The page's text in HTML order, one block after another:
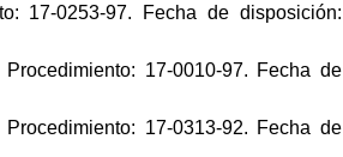
17-0253-97. Fecha de disposición:
17-0010-97. Fecha de
17-0313-92. Fecha de